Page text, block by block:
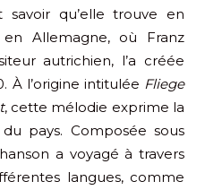
qu’elle trouve en
Allemagne, où Franz
autrichien, l’a créée
À l’origine intitulée Fliege
, cette mélodie exprime la
pays. Composée sous
a voyagé à travers
langues, comme